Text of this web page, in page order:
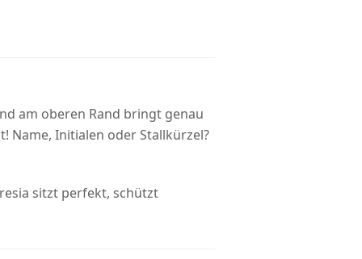
am oberen Rand bringt genau
Name, Initialen oder Stallkürzel?
sitzt perfekt, schützt